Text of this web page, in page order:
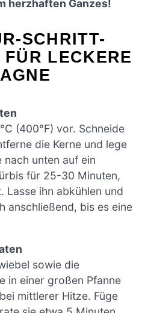
herzhaften Ganzes!
SCHRITT-
LECKERE
(400°F) vor. Schneide
die Kerne und lege
unten auf ein
für 25-30 Minuten,
Lasse ihn abkühlen und
anschließend, bis es eine
sowie die
in einer großen Pfanne
mittlerer Hitze. Füge